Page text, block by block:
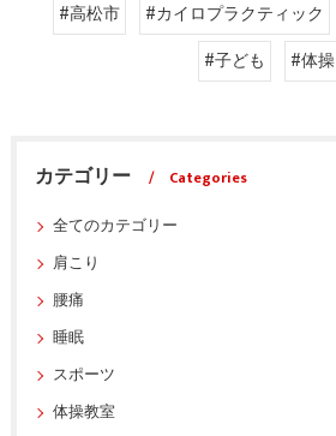
#高松市 #カイロプラクティック
#子ども
#体操
カテゴリー
Categories
全てのカテゴリー
肩こり
腰痛
睡眠
スポーツ
体操教室